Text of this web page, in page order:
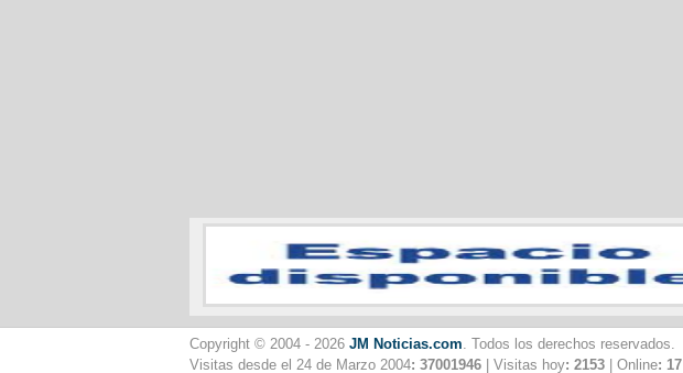
Copyright © 2004 - 2026 JM Noticias.com. Todos los derechos reservados.
Visitas desde el 24 de Marzo 2004: 37001946 | Visitas hoy: 2153 | Online: 17